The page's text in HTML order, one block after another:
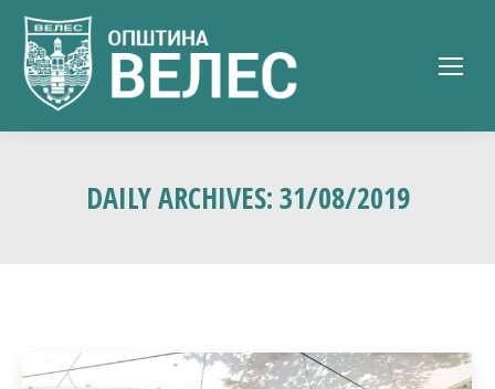
DAILY ARCHIVES:31/08/2019